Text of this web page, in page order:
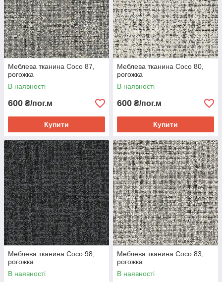
Меблева тканина Coco 87,
рогожка
В наявності
600 ₴/пог.м
Купити
Меблева тканина Coco 80,
рогожка
В наявності
600 ₴/пог.м
Купити
Меблева тканина Coco 98,
рогожка
В наявності
Меблева тканина Coco 83,
рогожка
В наявності